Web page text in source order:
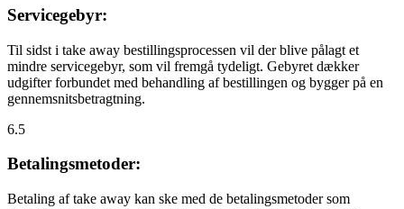
Servicegebyr:
Til sidst i take away bestillingsprocessen vil der blive pålagt et
mindre servicegebyr, som vil fremgå tydeligt. Gebyret dækker
udgifter forbundet med behandling af bestillingen og bygger på en
gennemsnitsbetragtning.
6.5
Betalingsmetoder:
Betaling af take away kan ske med de betalingsmetoder som